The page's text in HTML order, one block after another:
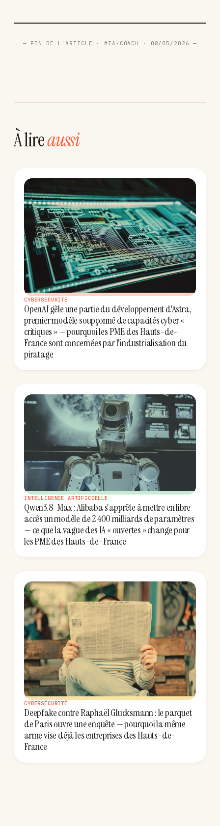
— FIN DE L'ARTICLE · #IA-COACH · 08/05/2026 —
À lireaussi
CYBERSÉCURITÉ
OpenAI gèle une partie du développement d'Astra,
premier modèle soupçonné de capacités cyber «
critiques » — pourquoi les PME des Hauts-de-
France sont concernées par l'industrialisation du
piratage
INTELLIGENCE ARTIFICIELLE
Qwen3.8-Max : Alibaba s'apprête à mettre en libre
accès un modèle de 2 400 milliards de paramètres
— ce que la vague des IA « ouvertes » change pour
les PME des Hauts-de-France
CYBERSÉCURITÉ
Deepfake contre Raphaël Glucksmann : le parquet
de Paris ouvre une enquête — pourquoi la même
arme vise déjà les entreprises des Hauts-de-
France